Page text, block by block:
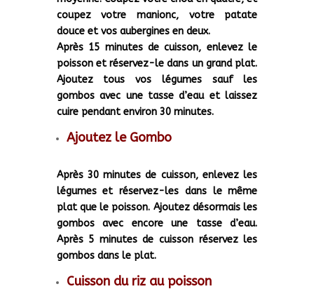
coupez votre manionc, votre patate
douce et vos aubergines en deux.
Après 15 minutes de cuisson, enlevez le
poisson et réservez-le dans un grand plat.
Ajoutez tous vos légumes sauf les
gombos avec une tasse d’eau et laissez
cuire pendant environ 30 minutes.
Ajoutez le Gombo
Après 30 minutes de cuisson, enlevez les
légumes et réservez-les dans le même
plat que le poisson. Ajoutez désormais les
gombos avec encore une tasse d’eau.
Après 5 minutes de cuisson réservez les
gombos dans le plat.
Cuisson du riz au poisson